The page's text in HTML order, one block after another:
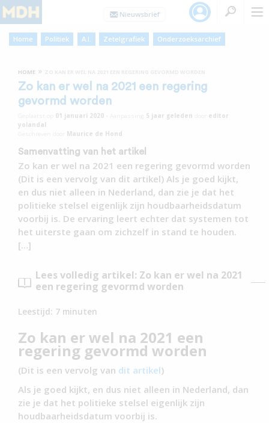
Home Politiek A.I. Zetelgrafiek Onderzoeksarchief
HOME »
Zo kan er wel na 2021 een regering
gevormd worden
01 januari 2020 5 jaar geleden
editor
yolandal
Maurice de Hond
Samenvatting van het artikel
Zo kan er wel na 2021 een regering gevormd worden
(Dit is een vervolg van dit artikel) Als je goed kijkt,
en dus niet alleen in Nederland, dan zie je dat het
politieke stelsel eigenlijk zijn houdbaarheidsdatum
voorbij is. De ervaring leert echter dat systemen tot
het uiterste gaan om zichzelf in stand te houden.
[…]
Lees volledig artikel: Zo kan er wel na 2021
een regering gevormd worden
Leestijd: 7 minuten
Zo kan er wel na 2021 een
regering gevormd worden
(Dit is een vervolg van dit artikel)
Als je goed kijkt, en dus niet alleen in Nederland, dan
zie je dat het politieke stelsel eigenlijk zijn
houdbaarheidsdatum voorbij is.